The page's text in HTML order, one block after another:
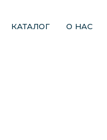
КАТАЛОГ О НАС